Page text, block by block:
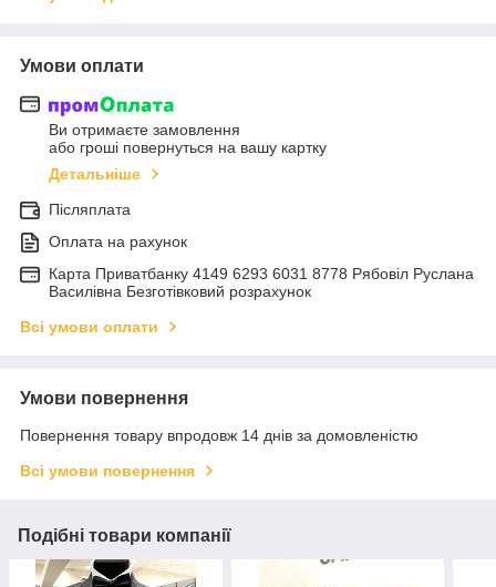
Умови оплати
Ви отримаєте замовлення
або гроші повернуться на вашу картку
Детальніше
Післяплата
Оплата на рахунок
Карта Приватбанку 4149 6293 6031 8778 Рябовіл Руслана
Василівна Безготівковий розрахунок
Всі умови оплати
Умови повернення
Повернення товару впродовж 14 днів за домовленістю
Всі умови повернення
Подібні товари компанії